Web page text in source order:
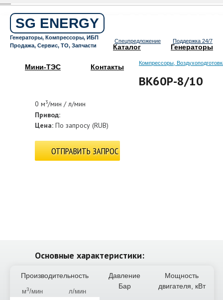
SG ENERGY
Генераторы, Компрессоры, ИБП
Продажа, Сервис, ТО, Запчасти
Спецпредложение
Поддержка 24/7
Каталог Генераторы
Мини-ТЭС Контакты Компрессоры,
ВК60Р-8/10
0 м3/мин / л/мин
Привод:
Цена: По запросу (RUB)
ОТПРАВИТЬ ЗАПРОС
Основные характеристики:
Производительность
Давление
Бар
Мощность
двигателя, кВт
м3/мин л/мин